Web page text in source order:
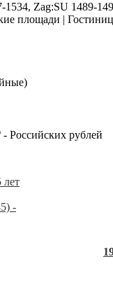
1534, Zag:SU 1489-
площади |
Российских рублей